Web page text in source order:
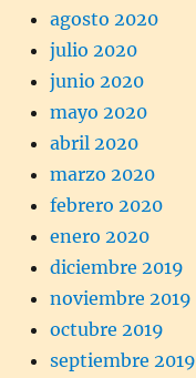
agosto 2020
julio 2020
junio 2020
mayo 2020
abril 2020
marzo 2020
febrero 2020
enero 2020
diciembre 2019
noviembre 2019
octubre 2019
septiembre 2019